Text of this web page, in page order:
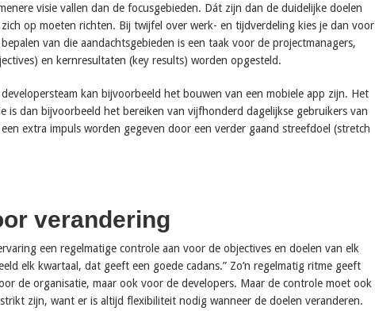
visie vallen dan de focusgebieden. Dát zijn dan de duidelijke doelen
op moeten richten. Bij twijfel over werk- en tijdverdeling kies je dan voor
van die aandachtsgebieden is een taak voor de projectmanagers,
en kernresultaten (key results) worden opgesteld.
kan bijvoorbeeld het bouwen van een mobiele app zijn. Het
is dan bijvoorbeeld het bereiken van vijfhonderd dagelijkse gebruikers van
extra impuls worden gegeven door een verder gaand streefdoel (stretch
verandering
een regelmatige controle aan voor de objectives en doelen van elk
elk kwartaal, dat geeft een goede cadans.” Zo’n regelmatig ritme geeft
de organisatie, maar ook voor de developers. Maar de controle moet ook
zijn, want er is altijd flexibiliteit nodig wanneer de doelen veranderen.